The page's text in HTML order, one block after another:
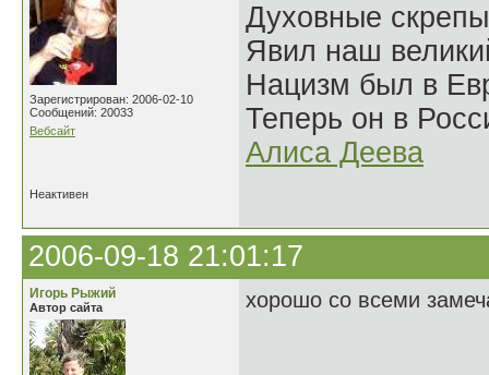
Зарегистрирован: 2006-02-10
Сообщений: 20033
Вебсайт
Духовные
Явил наш
Нацизм был в
Теперь он в
Алиса Деева
Неактивен
2006-09-18 21:01:17
Игорь Рыжий
Автор сайта хорошо со всеми